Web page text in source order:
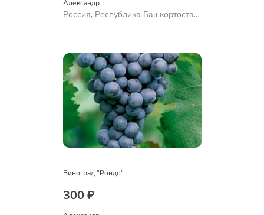
Александр
Россия, Республика Башкортостан,
Виноград "Рондо"
300 ₽